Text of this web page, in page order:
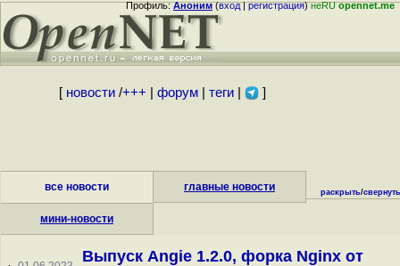
Профиль:Аноним(вход|регистрация)неRUopennet.me
[ новости/+++ форум| теги| ]
все новости главные новости
мини-новости
раскрыть/свернуть
Выпуск Angie 1.2.0, форка Nginx от